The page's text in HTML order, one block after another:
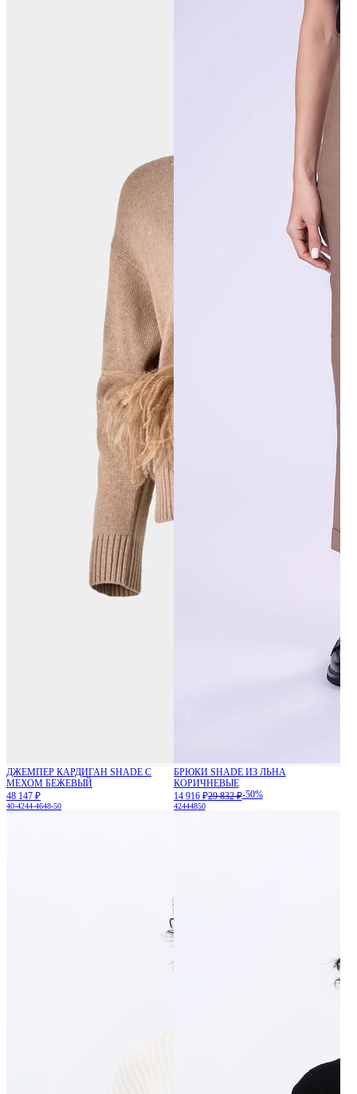
ДЖЕМПЕР КАРДИГАН SHADE С
МЕХОМ БЕЖЕВЫЙ
48 147 ₽
40-4244-4648-50
БРЮКИ SHADE ИЗ ЛЬНА
КОРИЧНЕВЫЕ
14 916 ₽29 832 ₽-50%
42444850